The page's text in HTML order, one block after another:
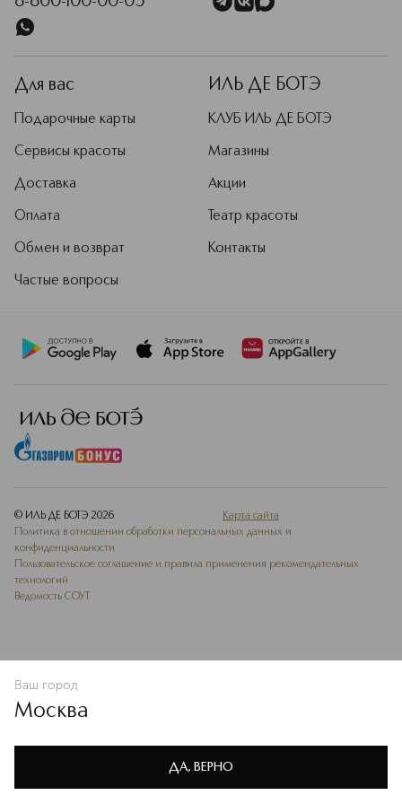
Политике конфиденциальности
В КОРЗИНУ
Для вас
Подарочные карты
Сервисы красоты
Доставка
Оплата
Обмен и возврат
Частые вопросы
ИЛЬ ДЕ БОТЭ
КЛУБ ИЛЬ ДЕ БОТЭ
Магазины
Акции
Театр красоты
Контакты
© ИЛЬ ДЕ БОТЭ 2026
Карта сайта
Политика в отношении обработки персональных данных и
конфиденциальности
Пользовательское соглашение и правила применения рекомендательных
технологий
Ведомость СОУТ
Ваш город
Москва
ДА, ВЕРНО